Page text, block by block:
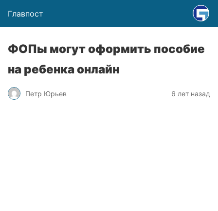
Главпост
ФОПы могут оформить пособие
на ребенка онлайн
Петр Юрьев 6 лет назад